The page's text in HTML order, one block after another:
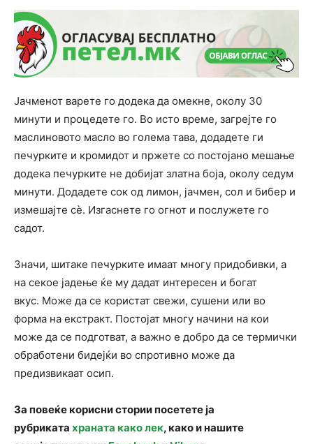
Јачменот варете го додека да омекне, околу 30
минути и процедете го. Во исто време, загрејте го
маслиновото масло во голема тава, додадете ги
печурките и кромидот и пржете со постојано мешање
додека печурките не добијат златна боја, околу седум
минути. Додадете сок од лимон, јачмен, сол и бибер и
измешајте сè. Изгаснете го огнот и послужете го
садот.
Значи, шитаке печурките имаат многу придобивки, а
на секое јадење ќе му дадат интересен и богат
вкус. Може да се користат свежи, сушени или во
форма на екстракт. Постојат многу начини на кои
може да се подготват, а важно е добро да се термички
обработени бидејќи во спротивно може да
предизвикаат осип.
За повеќе корисни стории посетете ја
рубриката храната како лек, како и нашите